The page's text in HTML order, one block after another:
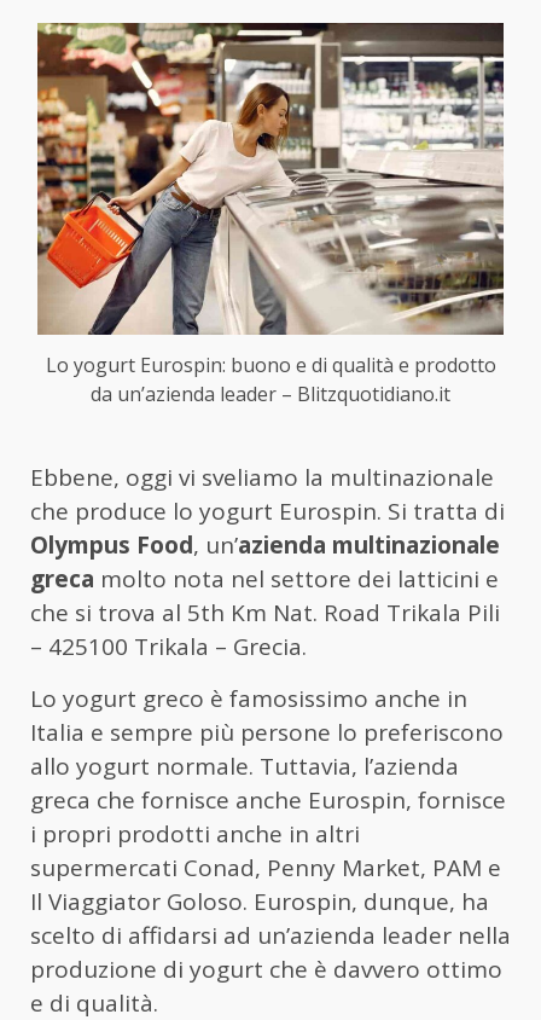
Lo yogurt Eurospin: buono e di qualità e prodotto
da un’azienda leader – Blitzquotidiano.it
Ebbene, oggi vi sveliamo la multinazionale
che produce lo yogurt Eurospin. Si tratta di
Olympus Food, un’azienda multinazionale
greca molto nota nel settore dei latticini e
che si trova al 5th Km Nat. Road Trikala Pili
– 425100 Trikala – Grecia.
Lo yogurt greco è famosissimo anche in
Italia e sempre più persone lo preferiscono
allo yogurt normale. Tuttavia, l’azienda
greca che fornisce anche Eurospin, fornisce
i propri prodotti anche in altri
supermercati Conad, Penny Market, PAM e
Il Viaggiator Goloso. Eurospin, dunque, ha
scelto di affidarsi ad un’azienda leader nella
produzione di yogurt che è davvero ottimo
e di qualità.